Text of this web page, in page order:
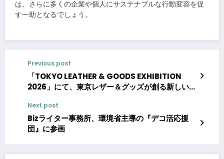
は、さらに多くの企業や個人にサステナブルな行動変容を促
す一助となるでしょう。
Previous post
「TOKYO LEATHER & GOODS EXHIBITION
2026」にて、東京レザー＆グッズが創る新しいラ
Next post
Bizライター事務所、環境省主導の『デコ活応援
団』に参画